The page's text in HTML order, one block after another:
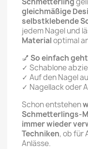
gleichmäßige
selbstklebende
jedem Nagel und
Materialoptimal
💅 So einfach
✓ Schablone
✓ Auf den Nagel
✓ Nagellack oder
Schon entstehen
Schmetterlings-
immer wieder
Techniken, ob für
Anlässe.